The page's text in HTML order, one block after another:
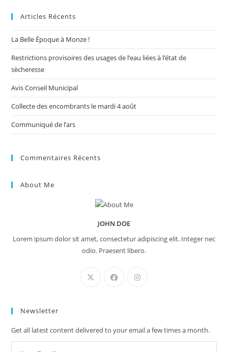
Articles Récents
La Belle Époque à Monze !
Restrictions provisoires des usages de l’eau liées à l’état de
sècheresse
Avis Conseil Municipal
Collecte des encombrants le mardi 4 août
Communiqué de l’ars
Commentaires Récents
About Me
JOHN DOE
Lorem ipsum dolor sit amet, consectetur adipiscing elit. Integer nec
odio. Praesent libero.
Newsletter
Get all latest content delivered to your email a few times a month.